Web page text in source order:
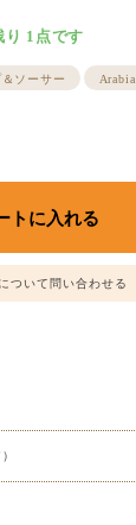
り 1点です
ソーサー Arabia
ついて問い合わせる